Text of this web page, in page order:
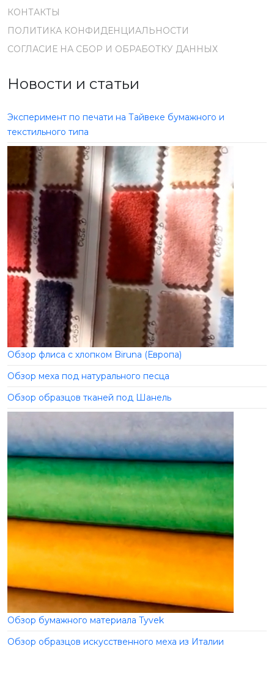
КОНТАКТЫ
ПОЛИТИКА КОНФИДЕНЦИАЛЬНОСТИ
СОГЛАСИЕ НА СБОР И ОБРАБОТКУ ДАННЫХ
Новости и статьи
Эксперимент по печати на Тайвеке бумажного и
текстильного типа
Обзор флиса с хлопком Biruna (Европа)
Обзор меха под натурального песца
Обзор образцов тканей под Шанель
Обзор бумажного материала Tyvek
Обзор образцов искусственного меха из Италии